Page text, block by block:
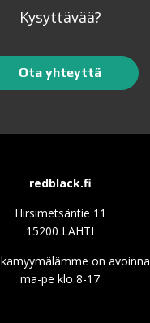
Kysyttävää?
Ota yhteyttä
redblack.fi
Hirsimetsäntie 11
15200 LAHTI
on avoinna
ma-pe klo 8-17